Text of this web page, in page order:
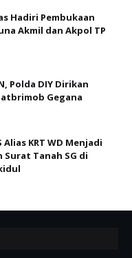
Hadiri Pembukaan
Akmil dan Akpol TP
Polda DIY Dirikan
Gegana
KRT WD Menjadi
Surat Tanah SG di